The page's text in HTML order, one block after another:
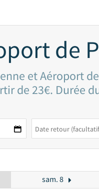
de
et Aéroport
de 23€. Durée
sam. 8